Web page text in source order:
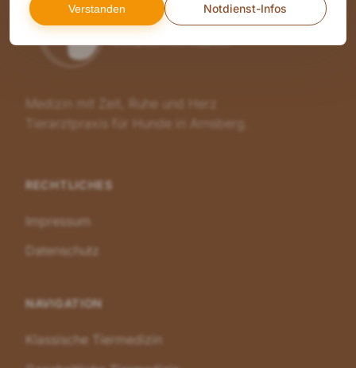
Medizin mit Zeit, Ruhe und Herz
Tierarztpraxis für Hunde in Arnsberg.
RECHTLICHES
Impressum
Datenschutz
NAVIGATION
Klassische Tiermedizin
Verstanden Notdienst-Infos